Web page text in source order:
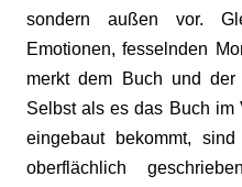
sondern außen vor.
Emotionen, fesselnden
merkt dem Buch und
Selbst als es das Buch im
eingebaut bekommt,
oberflächlich